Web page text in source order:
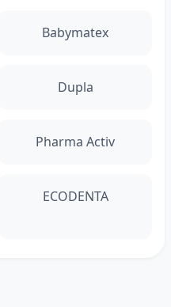
Babymatex
Dupla
Pharma Activ
ECODENTA